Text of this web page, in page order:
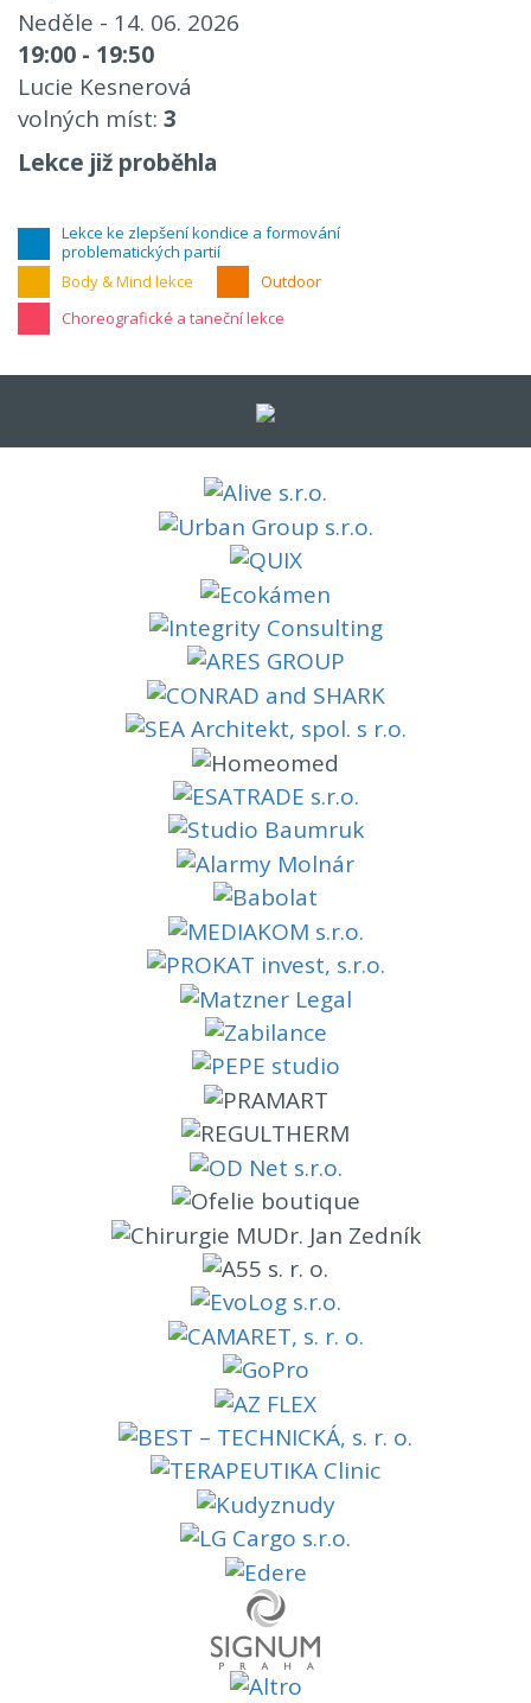
Neděle - 14. 06. 2026
19:00 - 19:50
Lucie Kesnerová
volných míst: 3
Lekce již proběhla
Lekce ke zlepšení kondice a formování
problematických partií
Body & Mind lekce
Outdoor
Choreografické a taneční lekce